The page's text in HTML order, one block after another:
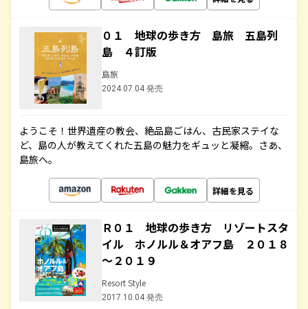
０１ 地球の歩き方 島旅 五島列
島 ４訂版
島旅
2024.07.04 発売
ようこそ！世界遺産の教会、絶品島ごはん、古民家ステイな
ど、島の人が教えてくれた五島の魅力をギュッと凝縮。さあ、
島旅へ。
詳細を見る
Ｒ０１ 地球の歩き方 リゾートスタ
イル ホノルル＆オアフ島 ２０１８
～２０１９
Resort Style
2017.10.04 発売